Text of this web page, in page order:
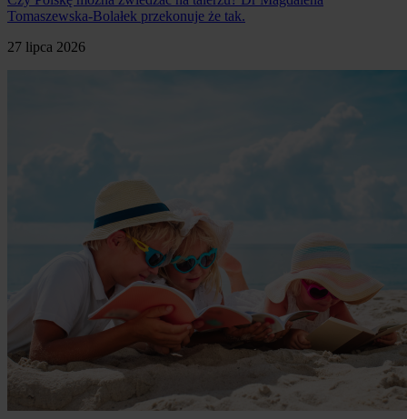
Tomaszewska-Bolałek przekonuje że tak.
27 lipca 2026